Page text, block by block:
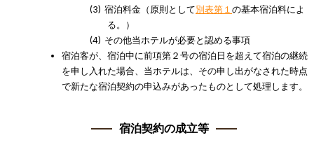
宿泊料金（原則として別表第１ の基本宿泊料によ
る。）
その他当ホテルが必要と認める事項
宿泊客が、宿泊中に前項第２号の宿泊日を超えて宿泊の継続
を申し入れた場合、当ホテルは、その申し出がなされた時点
で新たな宿泊契約の申込みがあったものとして処理します。
宿泊契約の成立等